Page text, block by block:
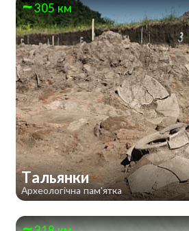
305 км
Тальянки
Археологічна пам'ятка